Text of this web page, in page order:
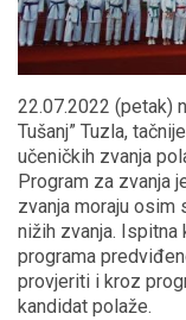
22.07.2022 (petak)
Tušanj” Tuzla,
učeničkih zvanja
Program za zvanja
zvanja moraju osim
nižih zvanja. Ispitna
programa
provjeriti i kroz
kandidat polaže.